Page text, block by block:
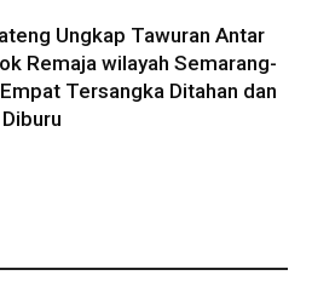
Ungkap Tawuran Antar
Remaja wilayah Semarang-
Tersangka Ditahan dan